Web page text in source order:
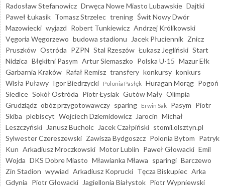
Radosław Stefanowicz Drwęca Nowe Miasto Lubawskie Dajtki
Paweł Łukasik Tomasz Strzelec trening Świt Nowy Dwór
Mazowiecki wyjazd Robert Tunkiewicz Andrzej Królikowski
Vęgoria Węgorzewo budowa stadionu Jacek Płuciennik Znicz
Pruszków Ostróda PZPN Stal Rzeszów Łukasz Jegliński Start
Nidzica Błękitni Pasym Artur Siemaszko Polska U-15 Mazur Ełk
Garbarnia Kraków Rafał Remisz transfery konkursy konkurs
Wisła Puławy Igor Biedrzycki Polonia Pasłęk Huragan Morąg Pogoń
Siedlce Sokół Ostróda Piotr Łysiak Gutów Mały Olimpia
Grudziądz obóz przygotowawczy sparing Erwin Sak Pasym Piotr
Skiba plebiscyt Wojciech Dziemidowicz Jarocin Michał
Leszczyński
Janusz Bucholc Jacek Czałpiński stomil.olsztyn.pl
Sylwester Czereszewski Zawisza Bydgoszcz Polonia Bytom Patryk
Kun Arkadiusz Mroczkowski Motor Lublin Paweł Głowacki Emil
Wojda DKS Dobre Miasto Mławianka Mława sparingi Barczewo
Zin Stadion wywiad Arkadiusz Koprucki Tęcza Biskupiec Arka
Gdynia Piotr Głowacki Jagiellonia Białystok Piotr Wypniewski